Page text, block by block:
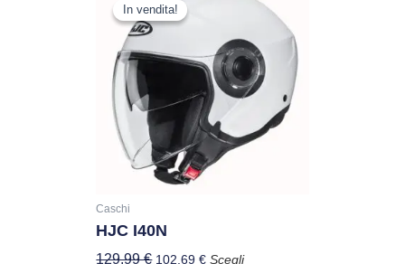
In vendita!
In vendita!
Caschi
HJC I40N
129,99€
prezzo
originale
129,99 €.
102,69€
102,69 €.
Scegli
prodotto
più
varianti.
Le
opzioni
possono
del